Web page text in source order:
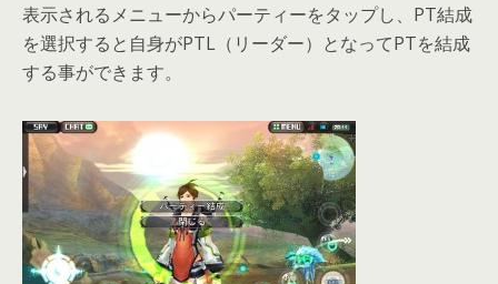
表示されるメニューからパーティーをタップし、PT結成
を選択すると自身がPTL（リーダー）となってPTを結成
する事ができます。